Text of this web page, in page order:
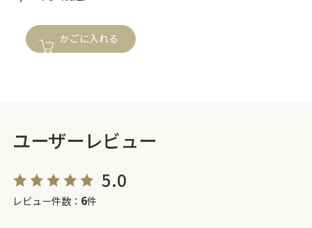
かごに入れる
ユーザーレビュー
5.0
レビュー件数： 6件